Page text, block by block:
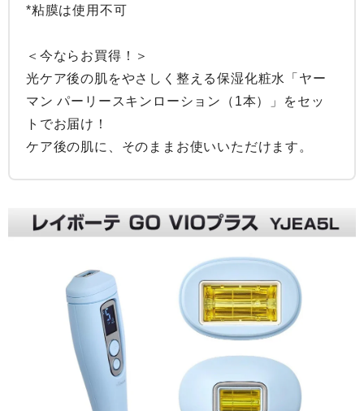
*粘膜は使用不可
＜今ならお買得！＞
光ケア後の肌をやさしく整える保湿化粧水「ヤー
マン パーリースキンローション（1本）」をセッ
トでお届け！